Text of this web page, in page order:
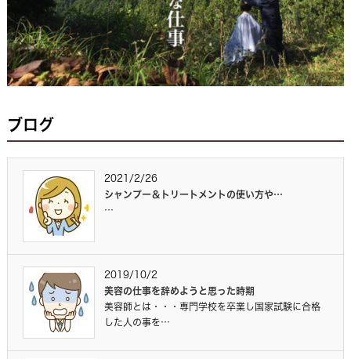
ブログ
2021/2/26
シャンプー＆トリートメントの使い方や…
…
2019/10/2
美容の仕事を辞めようと思った時期
美容師とは・・・専門学校を卒業し国家試験に合格
した人の事を…